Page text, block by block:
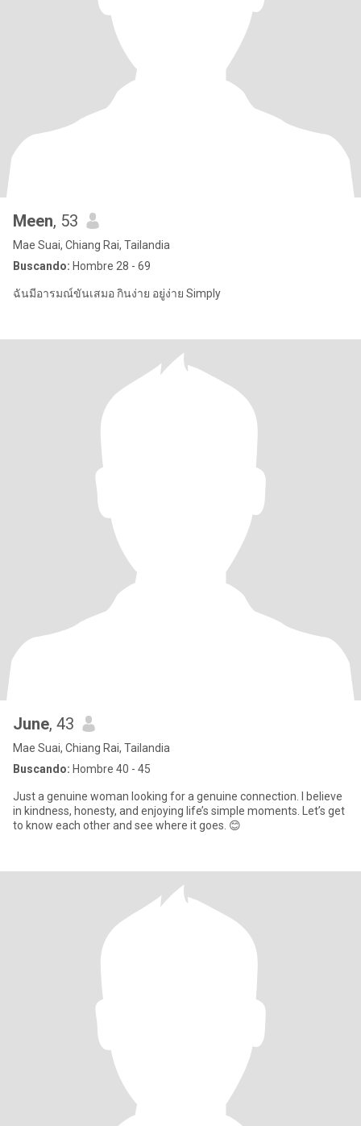
Meen, 53
Mae Suai, Chiang Rai, Tailandia
Buscando: Hombre 28 - 69
ฉันมีอารมณ์ขันเสมอ กินง่าย อยู่ง่าย Simply
June, 43
Mae Suai, Chiang Rai, Tailandia
Buscando: Hombre 40 - 45
Just a genuine woman looking for a genuine connection. I believe
in kindness, honesty, and enjoying life’s simple moments. Let’s get
to know each other and see where it goes. 😊